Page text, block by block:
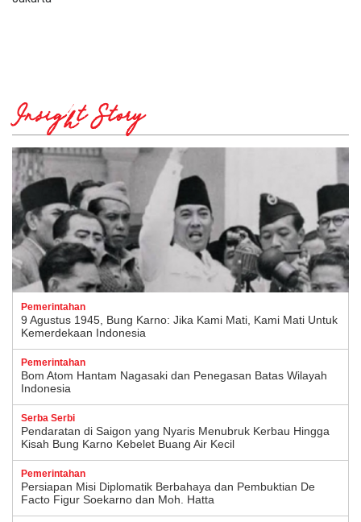
Insight Story
Pemerintahan
9 Agustus 1945, Bung Karno: Jika Kami Mati, Kami Mati Untuk
Kemerdekaan Indonesia
Pemerintahan
Bom Atom Hantam Nagasaki dan Penegasan Batas Wilayah
Indonesia
Serba Serbi
Pendaratan di Saigon yang Nyaris Menubruk Kerbau Hingga
Kisah Bung Karno Kebelet Buang Air Kecil
Pemerintahan
Persiapan Misi Diplomatik Berbahaya dan Pembuktian De
Facto Figur Soekarno dan Moh. Hatta